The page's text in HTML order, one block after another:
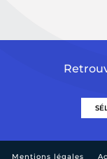
Mentions légales